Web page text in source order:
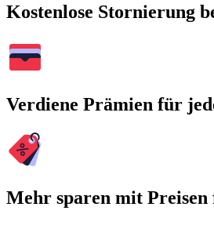
Kostenlose Stornierung
Verdiene Prämien für
Mehr sparen mit